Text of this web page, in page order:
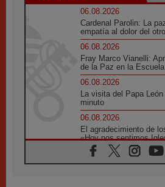
06.08.2026
Cardenal Parolin: La
empatía al dolor del otro
06.08.2026
Fray Marco Vianelli:
de la Paz en la
06.08.2026
La visita del Papa
minuto
06.08.2026
El agradecimiento de
«Hoy nos sentimos
06.08.2026
Líbano: Reanudan los